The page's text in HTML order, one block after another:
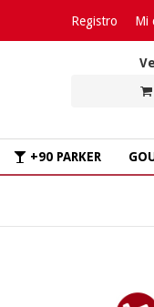
Registro Mi
+90 PARKER